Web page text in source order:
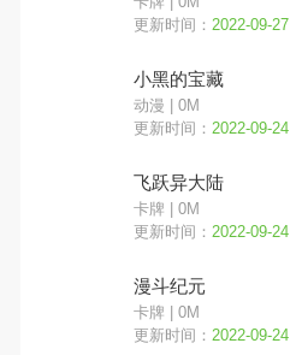
更新时间： 2022-09-27
小黑的宝藏
动漫 | 0M
更新时间： 2022-09-24
飞跃异大陆
卡牌 | 0M
更新时间： 2022-09-24
漫斗纪元
卡牌 | 0M
更新时间： 2022-09-24